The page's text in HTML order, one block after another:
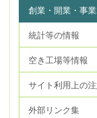
創業・開業・事
統計等の情報
空き工場等情報
サイト利用上の
外部リンク集